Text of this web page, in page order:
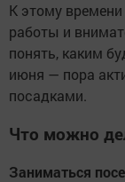
К этому
работы и
понять, каким
июня — пора
посадками.
Что можно
Заниматься